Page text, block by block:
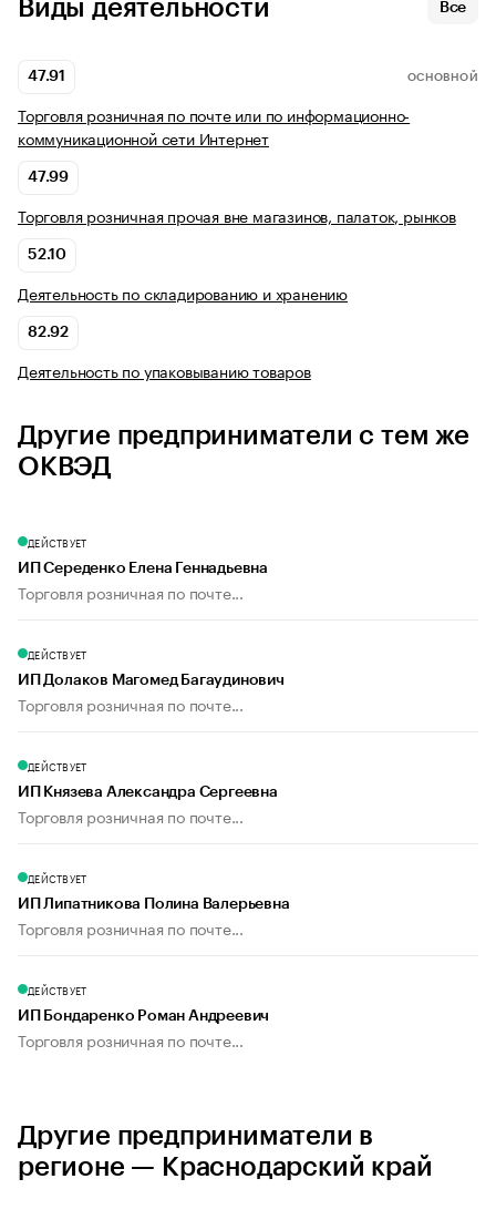
Виды деятельности Все
47.91 ОСНОВНОЙ
Торговля розничная по почте или по информационно-
коммуникационной сети Интернет
47.99
Торговля розничная прочая вне магазинов, палаток, рынков
52.10
Деятельность по складированию и хранению
82.92
Деятельность по упаковыванию товаров
Другие предприниматели с тем же
ОКВЭД
ДЕЙСТВУЕТ
ИП Середенко Елена Геннадьевна
Торговля розничная по почте...
ДЕЙСТВУЕТ
ИП Долаков Магомед Багаудинович
Торговля розничная по почте...
ДЕЙСТВУЕТ
ИП Князева Александра Сергеевна
Торговля розничная по почте...
ДЕЙСТВУЕТ
ИП Липатникова Полина Валерьевна
Торговля розничная по почте...
ДЕЙСТВУЕТ
ИП Бондаренко Роман Андреевич
Торговля розничная по почте...
Другие предприниматели в
регионе — Краснодарский край